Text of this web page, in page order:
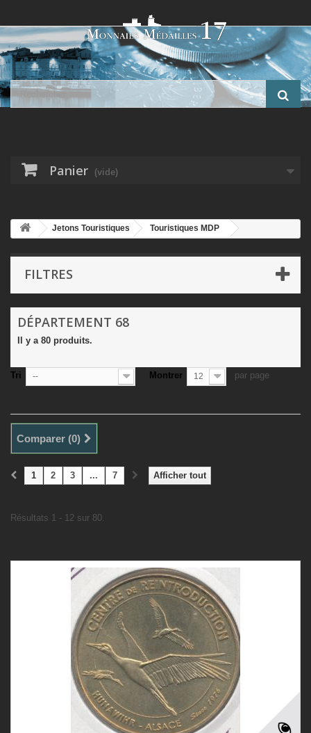
Panier (vide)
Jetons Touristiques
Touristiques MDP
FILTRES
DÉPARTEMENT 68
Il y a 80 produits.
Tri -- Montrer 12 par page
Comparer (0)
Afficher tout
1 2 3 ... 7
Résultats 1 - 12 sur 80.